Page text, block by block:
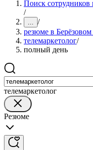
Поиск сотрудников
/
... /
резюме в
телемаркетолог/
полный день
телемаркетолог
Резюме